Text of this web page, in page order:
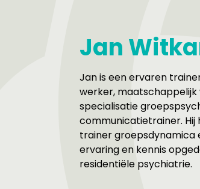
Jan
Jan is een ervaren
werker, maatschappelijk
specialisatie
communicatietrainer. Hij
trainer groepsdynamica
ervaring en kennis
residentiële psychiatrie.